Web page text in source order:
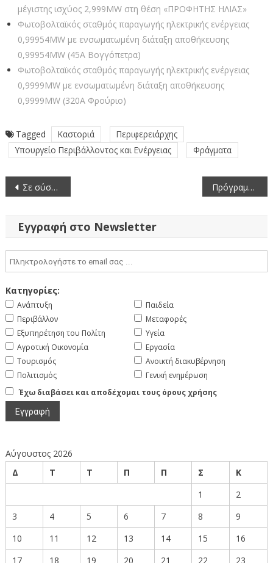
μέγιστης ισχύος 2,999ΜW στη θέση «ΠΡΟΦΗΤΗΣ ΗΛΙΑΣ»
Φωτοβολταϊκός σταθμός παραγωγής ηλεκτρικής ενέργειας
0,99954MW με ενσωματωμένη διάταξη αποθήκευσης
0,99954MW (45Α Βογγόπετρα)
Φωτοβολταϊκός σταθμός παραγωγής ηλεκτρικής ενέργειας
0,9999MW με ενσωματωμένη διάταξη αποθήκευσης
0,9999MW (320Α Φρούριο)
Tagged Καστοριά
Περιφερειάρχης
Υπουργείο Περιβάλλοντος και Ενέργειας
Φράγματα
Πλοήγηση
άρθρων
Σε σύσκεψη για την ενίσχυση του κλάδου της γουνοποιίας στο Υπουργείο Ανάπτυξης ο Περιφερειάρχης Δυτικής Μακεδονίας Πρόγραμμα κίνησης συνεργείων 22/4/2024-28/4/2024 για το Έργο Καταπολέμησης Κουνουπιών ΠΔΜ 2023-2025
Εγγραφή στο Newsletter
Κατηγορίες:
Ανάπτυξη
Περιβάλλον
Εξυπηρέτηση του Πολίτη
Αγροτική Οικονομία
Τουρισμός
Πολιτισμός
Παιδεία
Μεταφορές
Υγεία
Εργασία
Ανοικτή διακυβέρνηση
Γενική ενημέρωση
Έχω διαβάσει και αποδέχομαι τους όρους χρήσης
Αύγουστος 2026
Δ
Τ Τ Π Π Σ
Κ
1
2
3
4 5 6 7 8
9
10
11 12 13 14 15
16
17
18 19 20 21 22 23